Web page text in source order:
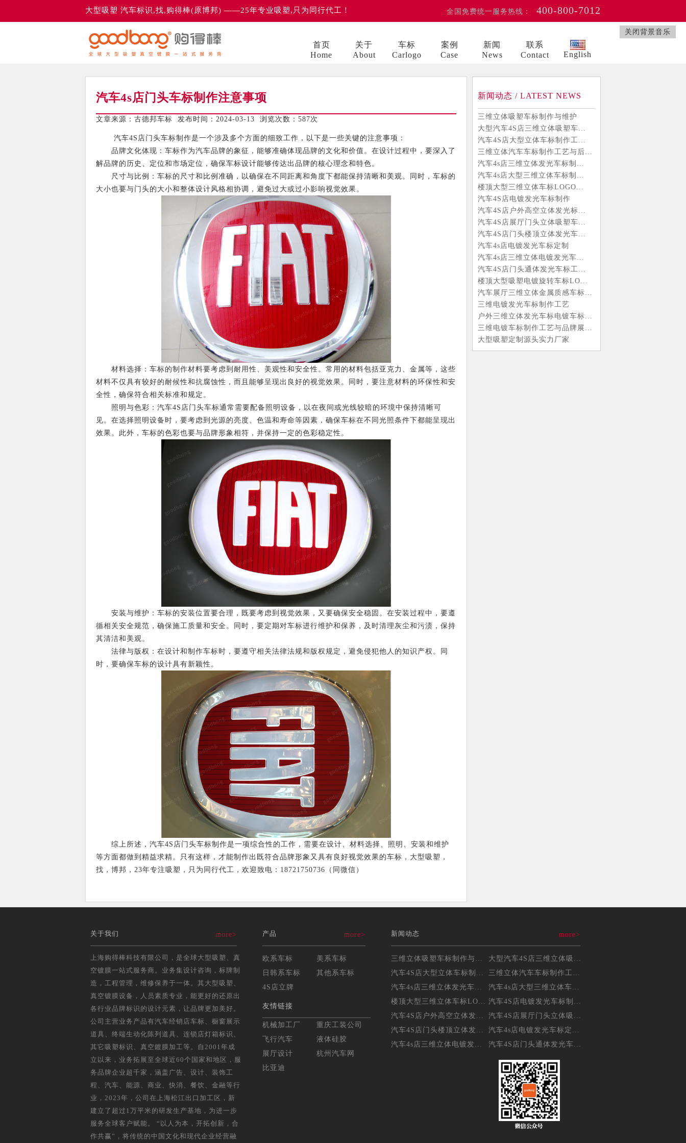
关闭背景音乐
大型吸塑 汽车标识,找,购得棒(原博邦) ——25年专业吸塑,只为同行代工！ 全国免费统一服务热线： 400-800-7012
首页
Home
关于
About
车标
Carlogo
案例
Case
新闻
News
联系
Contact
English
汽车4s店门头车标制作注意事项
文章来源：古德邦车标 发布时间：2024-03-13 浏览次数： 587次
汽车4S店门头车标制作是一个涉及多个方面的细致工作，以下是一些关键的注意事项：
品牌文化体现：车标作为汽车品牌的象征，能够准确体现品牌的文化和价值。在设计过程中，要深入了
解品牌的历史、定位和市场定位，确保车标设计能够传达出品牌的核心理念和特色。
尺寸与比例：车标的尺寸和比例准确，以确保在不同距离和角度下都能保持清晰和美观。同时，车标的
大小也要与门头的大小和整体设计风格相协调，避免过大或过小影响视觉效果。
材料选择：车标的制作材料要考虑到耐用性、美观性和安全性。常用的材料包括亚克力、金属等，这些
材料不仅具有较好的耐候性和抗腐蚀性，而且能够呈现出良好的视觉效果。同时，要注意材料的环保性和安
全性，确保符合相关标准和规定。
照明与色彩：汽车4S店门头车标通常需要配备照明设备，以在夜间或光线较暗的环境中保持清晰可
见。在选择照明设备时，要考虑到光源的亮度、色温和寿命等因素，确保车标在不同光照条件下都能呈现出
效果。此外，车标的色彩也要与品牌形象相符，并保持一定的色彩稳定性。
安装与维护：车标的安装位置要合理，既要考虑到视觉效果，又要确保安全稳固。在安装过程中，要遵
循相关安全规范，确保施工质量和安全。同时，要定期对车标进行维护和保养，及时清理灰尘和污渍，保持
其清洁和美观。
法律与版权：在设计和制作车标时，要遵守相关法律法规和版权规定，避免侵犯他人的知识产权。同
时，要确保车标的设计具有新颖性。
综上所述，汽车4S店门头车标制作是一项综合性的工作，需要在设计、材料选择、照明、安装和维护
等方面都做到精益求精。只有这样，才能制作出既符合品牌形象又具有良好视觉效果的车标，大型吸塑，
找，博邦，23年专注吸塑，只为同行代工，欢迎致电：18721750736（同微信）
新闻动态 / LATEST NEWS
三维立体吸塑车标制作与维护
大型汽车4S店三维立体吸塑车...
汽车4S店大型立体车标制作工...
三维立体汽车车标制作工艺与后...
汽车4s店三维立体发光车标制...
汽车4s店大型三维立体车标制...
楼顶大型三维立体车标LOGO...
汽车4S店电镀发光车标制作
汽车4S店户外高空立体发光标...
汽车4S店展厅门头立体吸塑车...
汽车4S店门头楼顶立体发光车...
汽车4s店电镀发光车标定制
汽车4s店三维立体电镀发光车...
汽车4S店门头通体发光车标工...
楼顶大型吸塑电镀旋转车标LO...
汽车展厅三维立体金属质感车标...
三维电镀发光车标制作工艺
户外三维立体发光车标电镀车标...
三维电镀车标制作工艺与品牌展...
大型吸塑定制源头实力厂家
关于我们 more>
上海购得棒科技有限公司，是全球大型吸塑、真
空镀膜一站式服务商。业务集设计咨询，标牌制
造，工程管理，维修保养于一体。其大型吸塑、
真空镀膜设备，人员素质专业，能更好的还原出
各行业品牌标识的设计元素，让品牌更加美好。
公司主营业务产品有汽车经销店车标、橱窗展示
道具、终端生动化陈列道具、连锁店灯箱标识、
其它吸塑标识、真空鍍膜加工等。自2001年成
立以来，业务拓展至全球近60个国家和地区，服
务品牌企业超千家，涵盖广告、设计、装饰工
程、汽车、能源、商业、快消、餐饮、金融等行
业，2023年，公司在上海松江出口加工区，新
建立了超过1万平米的研发生产基地，为进一步
服务全球客户赋能。 “以人为本，开拓创新，合
作共赢”，将传统的中国文化和现代企业经营融
产品 more>
欧系车标
美系车标
日韩系车标
其他系车标
4S店立牌
友情链接
机械加工厂
重庆工装公司
飞行汽车
液体硅胶
展厅设计
杭州汽车网
比亚迪
新闻动态 more>
大型汽车4S店三维立体吸...
汽车4S店大型立体车标制...
汽车4s店三维立体发光车...
汽车4s店大型三维立体车...
楼顶大型三维立体车标LO...
汽车4S店电镀发光车标制...
汽车4S店户外高空立体发...
汽车4S店展厅门头立体吸...
汽车4S店门头楼顶立体发...
汽车4s店电镀发光车标定...
汽车4s店三维立体电镀发...
汽车4S店门头通体发光车...